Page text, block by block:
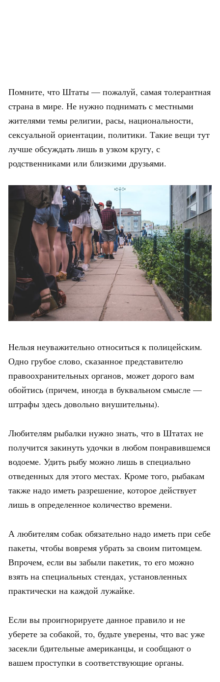
Помните, что Штаты — пожалуй, самая толерантная
страна в мире. Не нужно поднимать с местными
жителями темы религии, расы, национальности,
сексуальной ориентации, политики. Такие вещи тут
лучше обсуждать лишь в узком кругу, с
родственниками или близкими друзьями.
Нельзя неуважительно относиться к полицейским.
Одно грубое слово, сказанное представителю
правоохранительных органов, может дорого вам
обойтись (причем, иногда в буквальном смысле —
штрафы здесь довольно внушительны).
Любителям рыбалки нужно знать, что в Штатах не
получится закинуть удочки в любом понравившемся
водоеме. Удить рыбу можно лишь в специально
отведенных для этого местах. Кроме того, рыбакам
также надо иметь разрешение, которое действует
лишь в определенное количество времени.
А любителям собак обязательно надо иметь при себе
пакеты, чтобы вовремя убрать за своим питомцем.
Впрочем, если вы забыли пакетик, то его можно
взять на специальных стендах, установленных
практически на каждой лужайке.
Если вы проигнорируете данное правило и не
уберете за собакой, то, будьте уверены, что вас уже
засекли бдительные американцы, и сообщают о
вашем проступки в соответствующие органы.